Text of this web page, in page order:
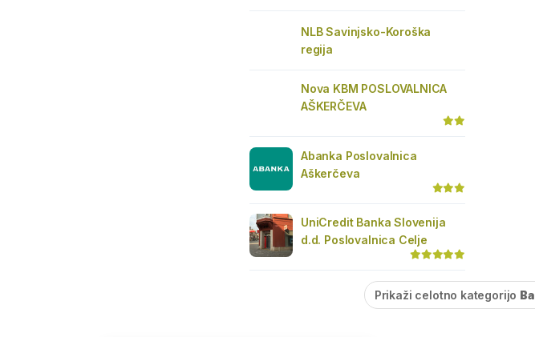
NLB Savinjsko-Koroška
regija
Nova KBM POSLOVALNICA
AŠKERČEVA
Abanka Poslovalnica
Aškerčeva
UniCredit Banka Slovenija
d.d. Poslovalnica Celje
Prikaži celotno kategorijo